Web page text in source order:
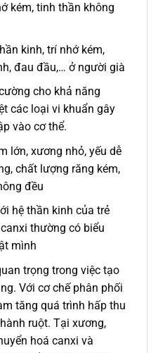
kém, tinh thần không
kinh, trí nhớ kém,
đau đầu,… ở người già
cho khả năng
các loại vi khuẩn gây
vào cơ thể.
lớn, xương nhỏ, yếu dễ
chất lượng răng kém,
đều
hệ thần kinh của trẻ
thường có biểu
mình
trọng trong việc tạo
Với cơ chế phân phối
tăng quá trình hấp thu
ruột. Tại xương,
hoá canxi và